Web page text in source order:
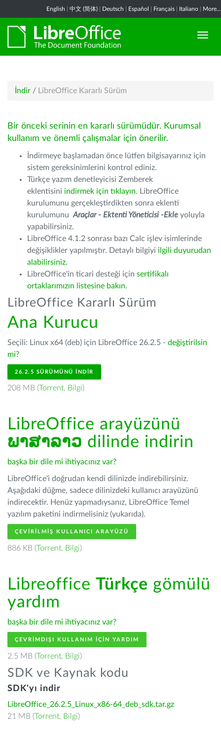
English 中文 (简体) Deutsch Español Français Italiano More...
İndir / LibreOffice Kararlı Sürüm
Bir önceki serinin en kararlı sürümüdür. Kurumsal
kullanım ve önemli çalışmalar için önerilir.
İndirmeye başlamadan önce lütfen bilgisayarınız için
sistem gereksinimlerini kontrol ediniz.
Türkçe yazım denetleyicisi Zemberek
eklentisini indirmek için tıklayın. LibreOffice
kurulumunu gerçekleştirdikten sonra eklenti
kurulumunu Araçlar - Ektenti Yöneticisi -Ekle yoluyla
yapabilirsiniz.
LibreOffice 4.1.2 sonrası bazı Calc işlev isimlerinde
değişiklikler yapılmıştır. Detaylı bilgiyi ilgili duyurudan
alabilirsiniz.
LibreOffice'in ticari desteği için sertifikalı
ortaklarımızın listesine bakın.
LibreOffice Kararlı Sürüm
Ana Kurucu
Seçili: Linux x64 (deb) için LibreOffice 26.2.5 - değiştirilsin
mi?
26.2.5 SÜRÜMÜNÜ İNDIR
208 MB (Torrent, Bilgi)
LibreOffice arayüzünü
ພາສາລາວ dilinde indirin
başka bir dile mi ihtiyacınız var?
LibreOffice'i doğrudan kendi dilinizde indirebilirsiniz.
Aşağıdaki düğme, sadece dilinizdeki kullanıcı arayüzünü
indirecektir. Henüz yapmadıysanız, LibreOffice Temel
yazılım paketini indirmelisiniz (yukarıda).
ÇEVIRILMIŞ KULLANICI ARAYÜZÜ
886 KB (Torrent, Bilgi)
Libreoffice Türkçe gömülü
yardım
başka bir dile mi ihtiyacınız var?
ÇEVRIMDIŞI KULLANIM IÇIN YARDIM
2.5 MB (Torrent, Bilgi)
SDK ve Kaynak kodu
SDK'yı indir
LibreOffice_26.2.5_Linux_x86-64_deb_sdk.tar.gz
21 MB (Torrent, Bilgi)